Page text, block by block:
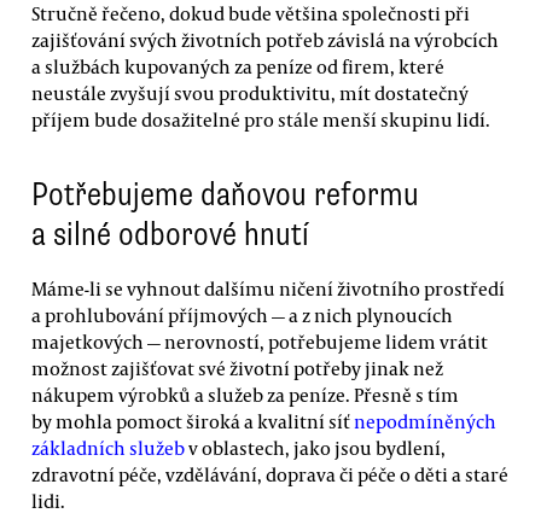
Stručně řečeno, dokud bude většina společnosti při
zajišťování svých životních potřeb závislá na výrobcích
a službách kupovaných za peníze od firem, které
neustále zvyšují svou produktivitu, mít dostatečný
příjem bude dosažitelné pro stále menší skupinu lidí.
Potřebujeme daňovou reformu
a silné odborové hnutí
Máme-li se vyhnout dalšímu ničení životního prostředí
a prohlubování příjmových — a z nich plynoucích
majetkových — nerovností, potřebujeme lidem vrátit
možnost zajišťovat své životní potřeby jinak než
nákupem výrobků a služeb za peníze. Přesně s tím
by mohla pomoct široká a kvalitní síťnepodmíněných
základních služebv oblastech, jako jsou bydlení,
zdravotní péče, vzdělávání, doprava či péče o děti a staré
lidi.